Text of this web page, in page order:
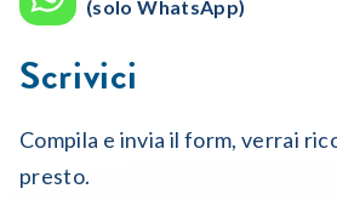
(solo WhatsApp)
Scrivici
Compila e invia il form, verrai
presto.